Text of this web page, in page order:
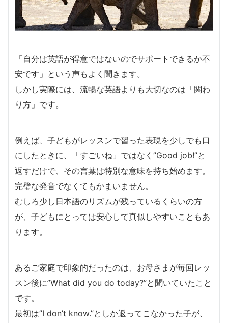
「自分は英語が得意ではないのでサポートできるか不
安です」という声もよく聞きます。
しかし実際には、流暢な英語よりも大切なのは「関わ
り方」です。
例えば、子どもがレッスンで習った表現を少しでも口
にしたときに、「すごいね」ではなく”Good job!”と
返すだけで、その言葉は特別な意味を持ち始めます。
完璧な発音でなくてもかまいません。
むしろ少し日本語のリズムが残っているくらいの方
が、子どもにとっては安心して真似しやすいこともあ
ります。
あるご家庭で印象的だったのは、お母さまが毎回レッ
スン後に”What did you do today?”と聞いていたこと
です。
最初は”I don’t know.”としか返ってこなかった子が、